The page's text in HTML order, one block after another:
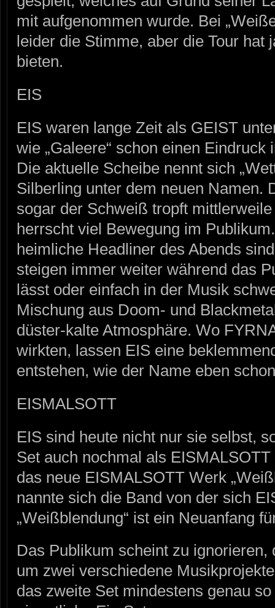
mit aufgenommen wurde. Bei
leider die Stimme, aber die Tour hat
bieten.
EIS
EIS waren lange Zeit als GEIST
wie „Galeere“ schon einen
Die aktuelle Scheibe nennt sich
Silberling unter dem neuen Namen.
sogar der Schweiß tropft
herrscht viel Bewegung im
heimliche Headliner des Abends
steigen immer weiter während das
lässt oder einfach in der Musik
Mischung aus Doom- und
düster-kalte Atmosphäre. Wo
wirkten, lassen EIS eine
entstehen, wie der Name eben
EISMALSOTT
EIS sind heute nicht nur sie selbst,
Set auch nochmal als
das neue EISMALSOTT Werk
nannte sich die Band von der sich
„Weißblendung“ ist ein Neuanfang
Das Publikum scheint zu
um zwei verschiedene
das zweite Set mindestens genau